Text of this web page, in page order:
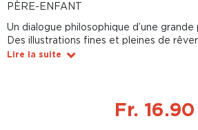
PÈRE-ENFANT
Un dialogue philosophique d’une grande
Des illustrations fines et pleines de
Lire la suite
Fr. 16.90